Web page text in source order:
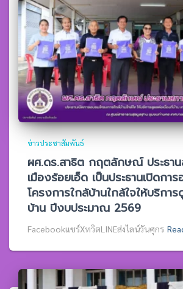
ข่าวประชาสัมพันธ์
ผศ.ดร.สาธิต กฤตลักษณ์ ประธาน
เมืองร้อยเอ็ด เป็นประธานเปิดกา
โครงการใกล้บ้านใกล้ใจให้บริกา
บ้าน ปีงบประมาณ 2569
Facebookแชร์XทวิตLINEส่งไลน์วันศุกร